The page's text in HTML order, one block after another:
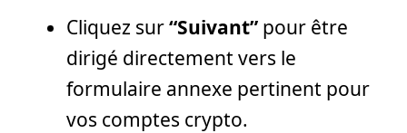
Cliquez sur“Suivant” pour être
dirigé directement vers le
formulaire annexe pertinent pour
vos comptes crypto.